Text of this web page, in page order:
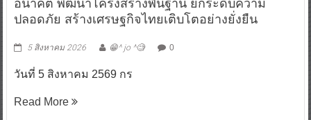
อนาคต พัฒนาโครงสร้างพื้นฐาน ยกระดับความ
ปลอดภัย สร้างเศรษฐกิจไทยเติบโตอย่างยั่งยืน
5 สิงหาคม 2026 😁^ jo ^🧐 0
วันที่ 5 สิงหาคม 2569 กร
Read More